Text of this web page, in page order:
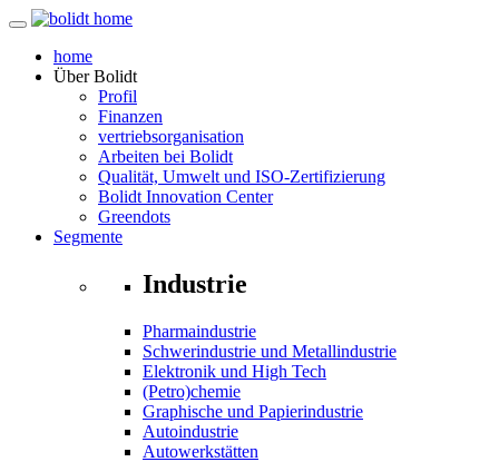
home
ÜberBolidt
Profil
Finanzen
vertriebsorganisation
Arbeiten bei Bolidt
Qualität, Umwelt und ISO-Zertifizierung
Bolidt Innovation Center
Greendots
Segmente
Industrie
Pharmaindustrie
Schwerindustrie und Metallindustrie
Elektronik und High Tech
(Petro)chemie
Graphische und Papierindustrie
Autoindustrie
Autowerkstätten